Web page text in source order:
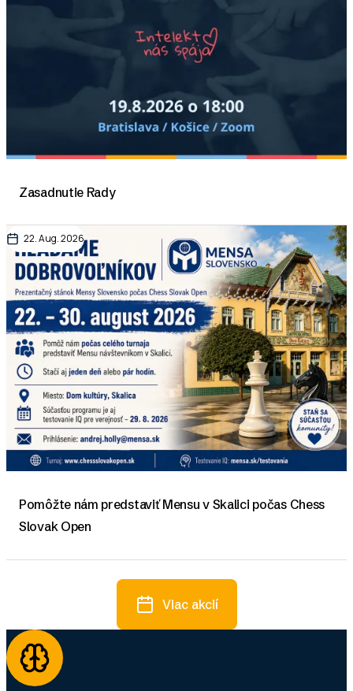
Zasadnutie Rady
22. Aug. 2026
Pomôžte nám predstaviť Mensu v Skalici počas Chess
Slovak Open
Viac akcií